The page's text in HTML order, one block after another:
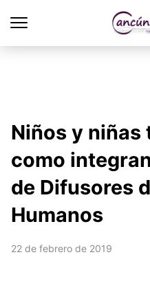
Niños y niñas
como
de Difusores
Humanos
22 de febrero de 2019